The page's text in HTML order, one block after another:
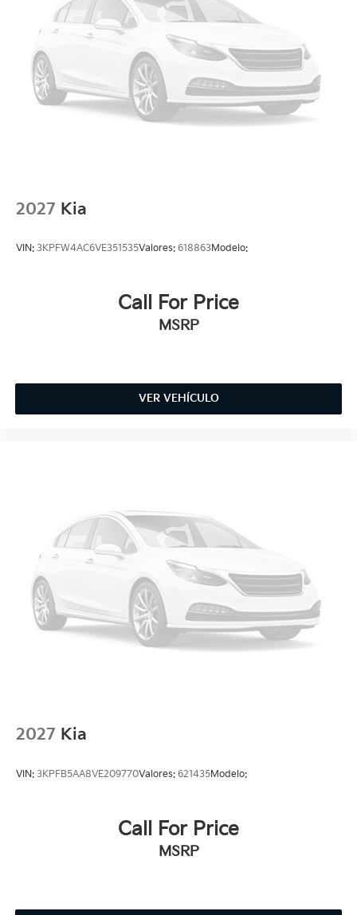
2027 Kia
VIN: 3KPFW4AC6VE351535Valores: 618863Modelo:
Call For Price
MSRP
VER VEHÍCULO
2027 Kia
VIN: 3KPFB5AA8VE209770Valores: 621435Modelo:
Call For Price
MSRP